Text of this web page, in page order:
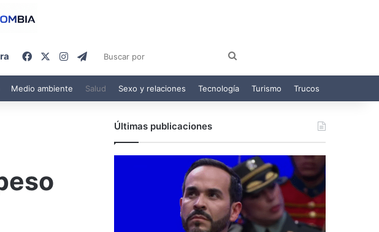
FacebookInstagram
Telegram
por
Medio ambiente Salud Sexo y relaciones Tecnología Turismo Trucos
Últimas publicaciones